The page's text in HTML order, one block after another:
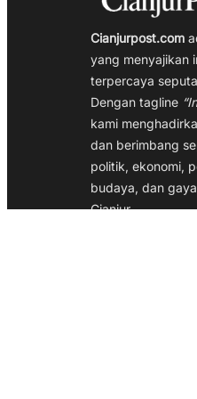
Cianjurpost.com
yang menyajikan
terpercaya
Dengan tagline
kami
dan berimbang
politik, ekonomi,
budaya, dan
Cianjur.